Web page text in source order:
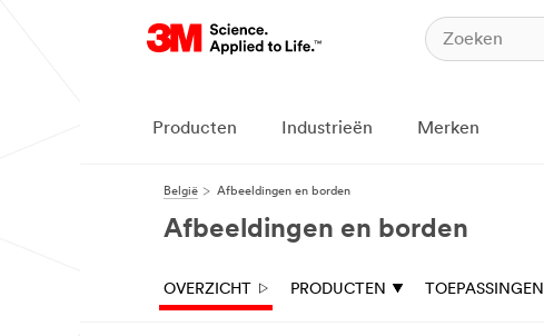
Producten Industrieën Merken
België Afbeeldingen en borden
Afbeeldingen en borden
OVERZICHT PRODUCTEN TOEPASSINGEN